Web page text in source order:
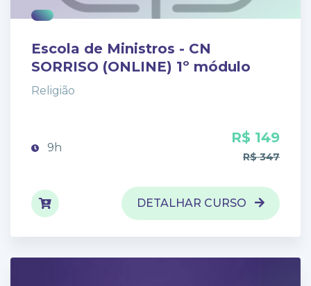
Escola de Ministros - CN
SORRISO (ONLINE) 1º módulo
Religião
9h
R$ 149
R$ 347
DETALHAR CURSO